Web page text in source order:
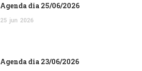
Agenda dia 25/06/2026
25 jun 2026
Agenda dia 23/06/2026